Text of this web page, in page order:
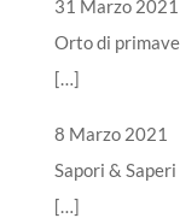
31 Marzo 2021
Orto di
[…]
8 Marzo 2021
Sapori &
[…]